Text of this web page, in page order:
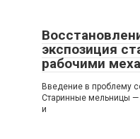
экспозиция
рабочими
Введение в проблему
Старинные мельницы —
и